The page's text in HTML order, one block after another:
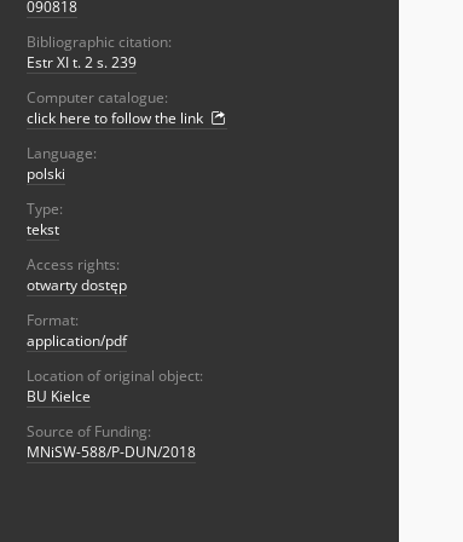
090818
Bibliographic citation:
Estr XI t. 2 s. 239
Computer catalogue:
click here to follow the link
Language:
polski
Type:
tekst
Access rights:
otwarty dostęp
Format:
application/pdf
Location of original object:
BU Kielce
Source of Funding:
MNiSW-588/P-DUN/2018